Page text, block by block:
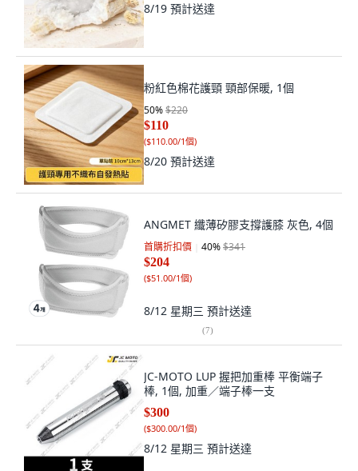
8/19 預計送達
粉紅色棉花護頸 頸部保暖, 1個
50%$220
$110
($110.00/1個)
8/20 預計送達
ANGMET 纖薄矽膠支撐護膝 灰色, 4個
首購折扣價 40%$341
$204
($51.00/1個)
8/12 星期三 預計送達
(7)
JC-MOTO LUP 握把加重棒 平衡端子
棒, 1個, 加重／端子棒一支
$300
($300.00/1個)
8/12 星期三 預計送達